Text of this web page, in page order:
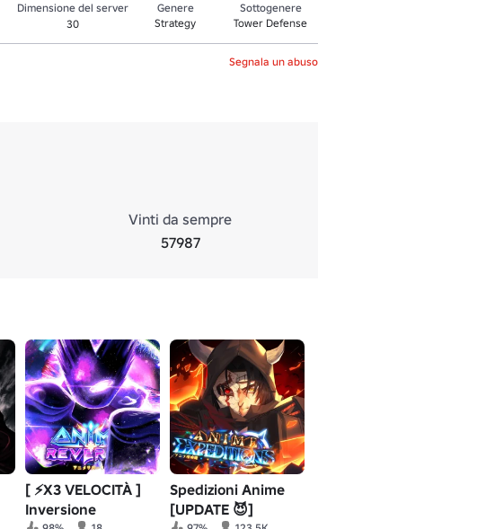
Dimensione del server
30
Genere
Strategy
Sottogenere
Tower Defense
Segnala un abuso
Vinti da sempre
57987
[ ⚡️X3 VELOCITÀ ]
Inversione
Spedizioni Anime
[UPDATE 😈]